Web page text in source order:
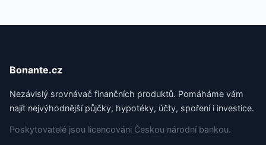
Bonante.cz
Nezávislý srovnávač finančních produktů. Pomáháme vám
najít nejvýhodnější půjčky, hypotéky, účty, spoření i investice.
Poskytovatelé jsou licencováni Českou národní bankou.